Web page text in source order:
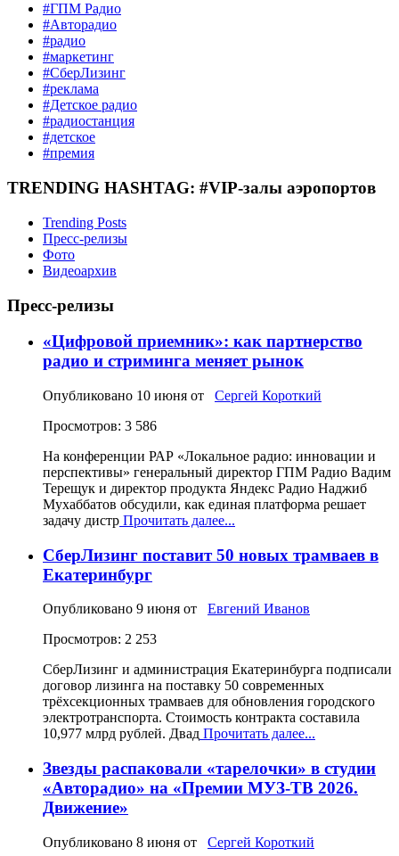
#ГПМ Радио
#Авторадио
#радио
#маркетинг
#СберЛизинг
#реклама
#Детское радио
#радиостанция
#детское
#премия
TRENDING HASHTAG: #VIP-залы аэропортов
Trending Posts
Пресс-релизы
Фото
Видеоархив
Пресс-релизы
«Цифровой приемник»: как партнерство
радио и стриминга меняет рынок
Опубликовано 10 июня от Сергей Короткий
Просмотров: 3 586
На конференции РАР «Локальное радио: инновации и
перспективы» генеральный директор ГПМ Радио Вадим
Терещук и директор продукта Яндекс Радио Наджиб
Мухаббатов обсудили, как единая платформа решает
задачу дистр Прочитать далее...
СберЛизинг поставит 50 новых трамваев в
Екатеринбург
Опубликовано 9 июня от Евгений Иванов
Просмотров: 2 253
СберЛизинг и администрация Екатеринбурга подписали
договор лизинга на поставку 50 современных
трёхсекционных трамваев для обновления городского
электротранспорта. Стоимость контракта составила
10,977 млрд рублей. Двад Прочитать далее...
Звезды распаковали «тарелочки» в студии
«Авторадио» на «Премии МУЗ-ТВ 2026.
Движение»
Опубликовано 8 июня от Сергей Короткий